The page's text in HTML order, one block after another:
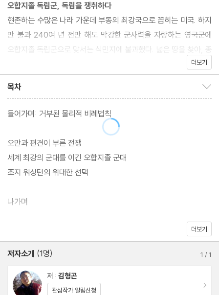
오합지졸 독립군, 독립을 쟁취하다
현존하는 수많은 나라 가운데 부동의 최강국으로 꼽히는 미국. 하지
만 불과 240여 년 전만 해도 막강한 군사력을 자랑하는 영국군에
오합지졸 독립군으로 맞서는 식민지에 불과했다. 넓은 땅을 찾아, 종
교의 자유를 찾아 험한 바다를 건너 북아메리카 동부에 터를 잡은 이
의 백성이라는 일념으로 함께 싸웠다.
하지만 식민지인들에게 돌아온 것은 본국의 차별 정책과 무거운 세
금이었다. 식민지니까 마음대로 요리할 수 있다는 영국의 자만이 식
민지인들의 독립 의지를 불태운 것이다. 이 책은 ‘긴급 소집병’으로
구성된 아메리카 독립군이 세계를 호령하던 영국군을 물리치고 인
독립전쟁을 조망함으로써 시대의 편견을 극복할 수 있었던 배경과
더보기
목차
들어가며: 거부된 물리적 비례법칙
오만과 편견이 부른 전쟁
세계 최강의 군대를 이긴 오합지졸 군대
조지 워싱턴의 위대한 선택
나가며
더보기
저자소개 (1명) 1 /1
저 : 김형곤
관심작가 알림신청